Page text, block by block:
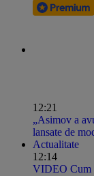
12:21
„Asimov a
lansate de
Actualitate
12:14
VIDEO Cum